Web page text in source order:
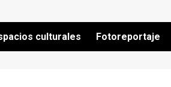
culturales Fotoreportaje